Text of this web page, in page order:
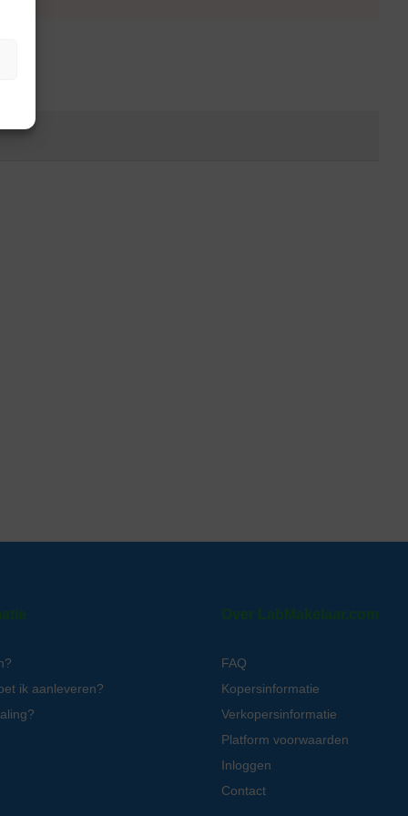
ik aanleveren?
Over LabMakelaar.com
FAQ
Kopersinformatie
Verkopersinformatie
Platform voorwaarden
Inloggen
Contact